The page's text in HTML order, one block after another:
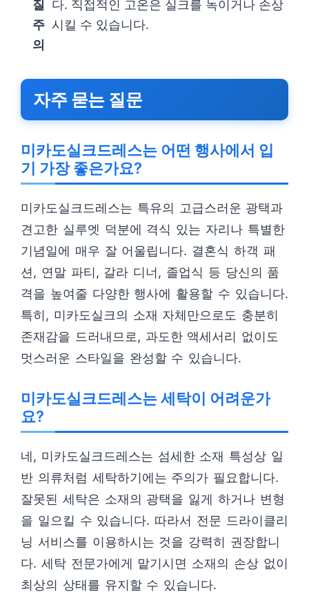
질
주
의
다. 직접적인 고온은 실크를 녹이거나 손상
시킬 수 있습니다.
자주 묻는 질문
미카도실크드레스는 어떤 행사에서 입
기 가장 좋은가요?
미카도실크드레스는 특유의 고급스러운 광택과
견고한 실루엣 덕분에 격식 있는 자리나 특별한
기념일에 매우 잘 어울립니다. 결혼식 하객 패
션, 연말 파티, 갈라 디너, 졸업식 등 당신의 품
격을 높여줄 다양한 행사에 활용할 수 있습니다.
특히, 미카도실크의 소재 자체만으로도 충분히
존재감을 드러내므로, 과도한 액세서리 없이도
멋스러운 스타일을 완성할 수 있습니다.
미카도실크드레스는 세탁이 어려운가
요?
네, 미카도실크드레스는 섬세한 소재 특성상 일
반 의류처럼 세탁하기에는 주의가 필요합니다.
잘못된 세탁은 소재의 광택을 잃게 하거나 변형
을 일으킬 수 있습니다. 따라서 전문 드라이클리
닝 서비스를 이용하시는 것을 강력히 권장합니
다. 세탁 전문가에게 맡기시면 소재의 손상 없이
최상의 상태를 유지할 수 있습니다.